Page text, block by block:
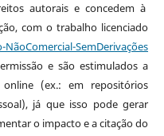
autorais e concedem à
com o trabalho licenciado
SemDerivações
e são estimulados a
(ex.: em repositórios
já que isso pode gerar
o impacto e a citação do